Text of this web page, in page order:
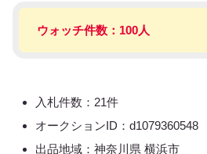
ウォッチ件数：100人
入札件数：21件
オークションID：d1079360548
出品地域：神奈川県 横浜市